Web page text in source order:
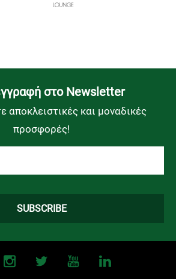
στο Newsletter
αποκλειστικές και μοναδικές
προσφορές!